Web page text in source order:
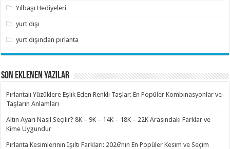
Yılbaşı Hediyeleri
yurt dışı
yurt dışından pırlanta
SON EKLENEN YAZILAR
Pırlantalı Yüzüklere Eşlik Eden Renkli Taşlar: En Popüler Kombinasyonlar ve
Taşların Anlamları
Altın Ayarı Nasıl Seçilir? 8K – 9K – 14K – 18K – 22K Arasındaki Farklar ve
Kime Uygundur
Pırlanta Kesimlerinin Işıltı Farkları: 2026’nın En Popüler Kesim ve Seçim